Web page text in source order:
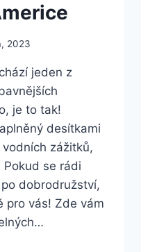
2023
jeden z
je to tak!
desítkami
zážitků,
se rádi
dobrodružství,
pro vás! Zde vám